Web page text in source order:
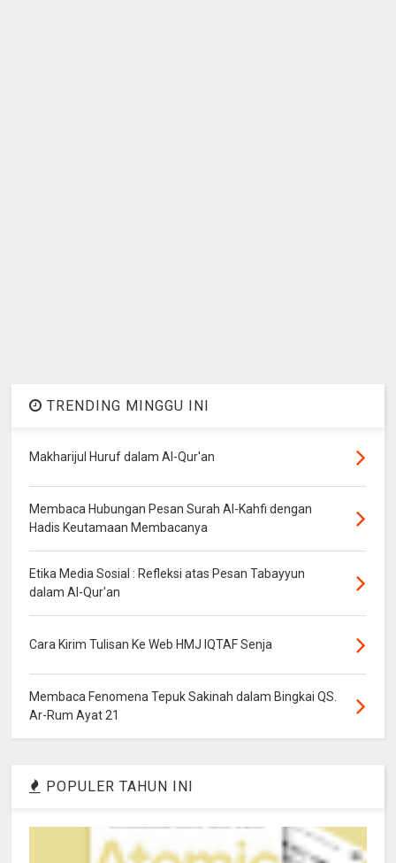
TRENDING MINGGU INI
Makharijul Huruf dalam Al-Qur'an
Membaca Hubungan Pesan Surah Al-Kahfi dengan
Hadis Keutamaan Membacanya
Etika Media Sosial : Refleksi atas Pesan Tabayyun
dalam Al-Qur'an
Cara Kirim Tulisan Ke Web HMJ IQTAF Senja
Membaca Fenomena Tepuk Sakinah dalam Bingkai QS.
Ar-Rum Ayat 21
POPULER TAHUN INI